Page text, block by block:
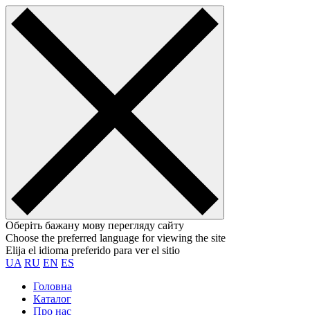
Оберіть бажану мову перегляду сайту
Choose the preferred language for viewing the site
Elija el idioma preferido para ver el sitio
UA RU EN ES
Головна
Каталог
Про нас